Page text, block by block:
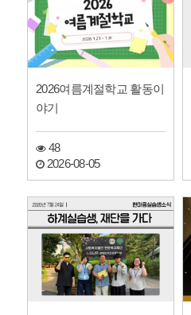
2026여름계절학교 활동이
야기
48
2026-08-05